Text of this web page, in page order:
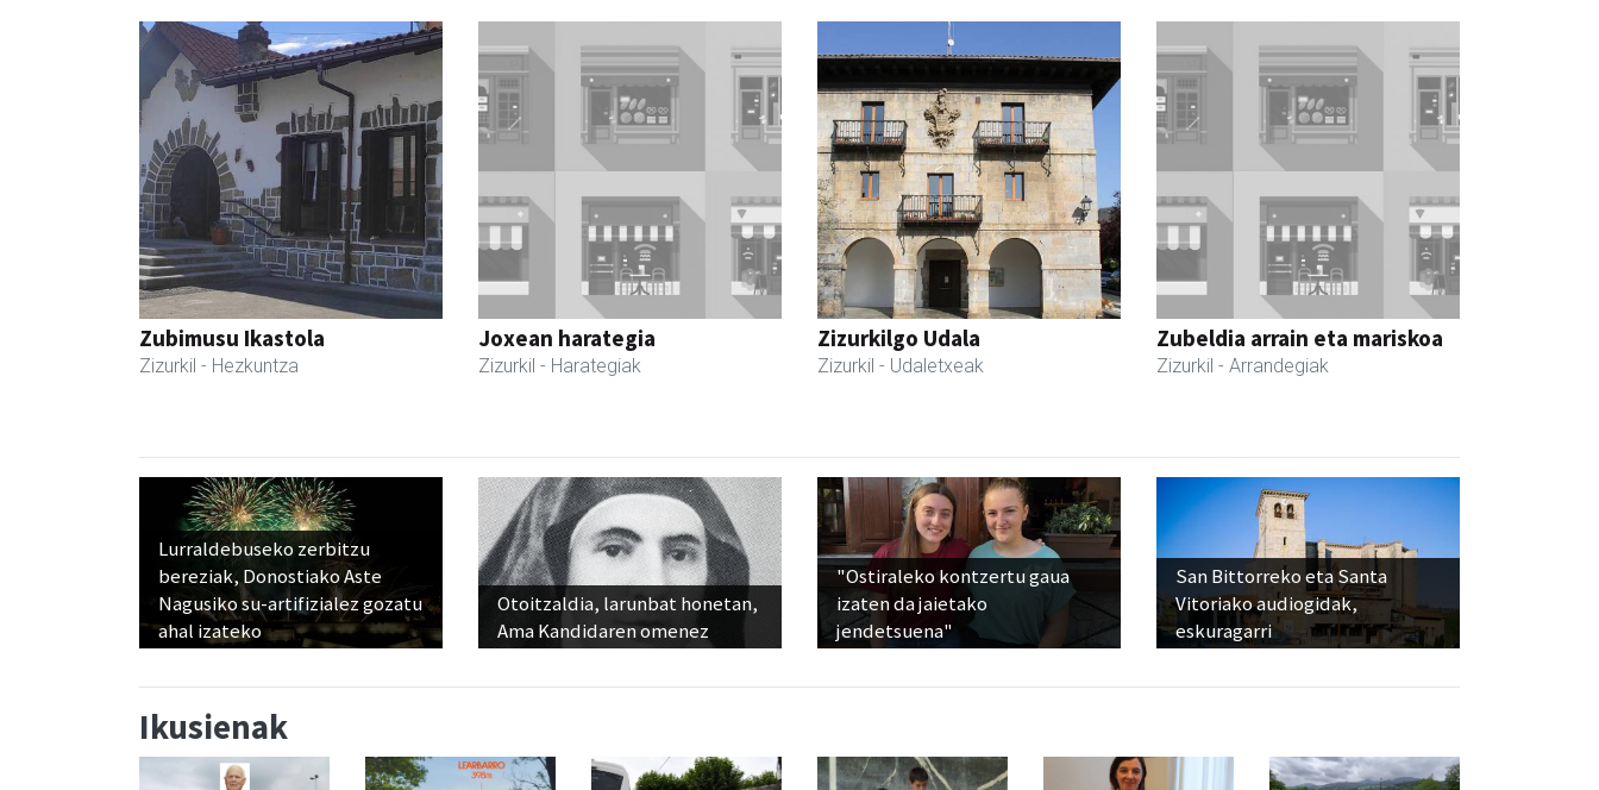
Zubimusu Ikastola
Zizurkil - Hezkuntza
Joxean harategia
Zizurkil - Harategiak
Zizurkilgo Udala
Zizurkil - Udaletxeak
Zubeldia arrain eta mariskoa
Zizurkil - Arrandegiak
Lurraldebuseko zerbitzu
bereziak, Donostiako Aste
Nagusiko su-artifizialez gozatu
ahal izateko
Otoitzaldia, larunbat honetan,
Ama Kandidaren omenez
"Ostiraleko kontzertu gaua
izaten da jaietako
jendetsuena"
San Bittorreko eta Santa
Vitoriako audiogidak,
eskuragarri
Ikusienak